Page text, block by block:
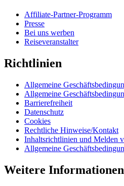
Affiliate-Partner-Programm
Presse
Bei uns werben
Reiseveranstalter
Richtlinien
Allgemeine
Allgemeine
Barrierefreiheit
Datenschutz
Cookies
Rechtliche Hinweise/Kontakt
Inhaltsrichtlinien und Melden
Allgemeine
Weitere Informationen